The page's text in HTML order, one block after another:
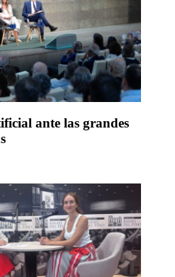
ante las grandes